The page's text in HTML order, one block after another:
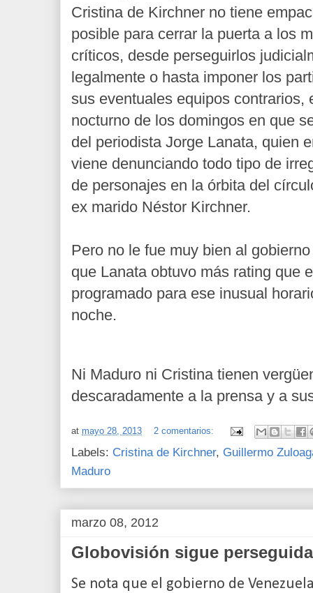
Cristina de Kirchner no tiene
posible para cerrar la puerta a los
críticos, desde perseguirlos
legalmente o hasta imponer los
sus eventuales equipos contrarios,
nocturno de los domingos en que
del periodista Jorge Lanata, quien
viene denunciando todo tipo de
de personajes en la órbita del
ex marido Néstor Kirchner.
Pero no le fue muy bien al
que Lanata obtuvo más rating que
programado para ese inusual
noche.
Ni Maduro ni Cristina tienen
descaradamente a la prensa y a
at mayo 28, 2013 2 comentarios:
Labels: Cristina de Kirchner, Guillermo
Maduro
marzo 08, 2012
Globovisión sigue perseguida
Se nota que el gobierno de